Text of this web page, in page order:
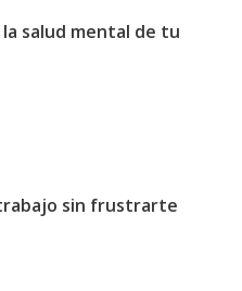
salud mental de tu
sin frustrarte